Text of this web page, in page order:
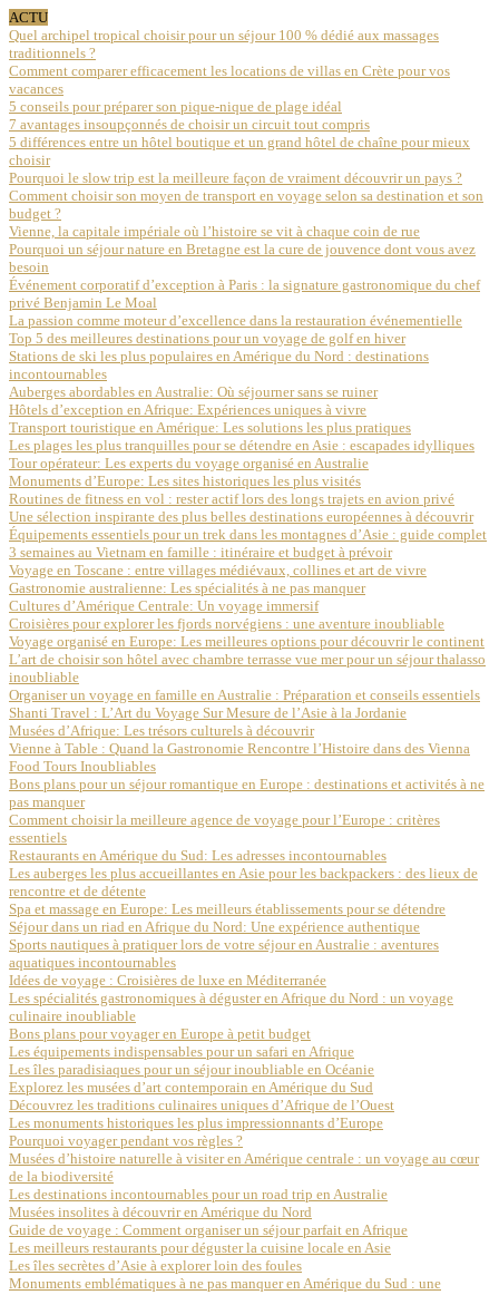
ACTU
Quel archipel tropical choisir pour un séjour 100 % dédié aux massages
traditionnels ?
Comment comparer efficacement les locations de villas en Crète pour vos
vacances
5 conseils pour préparer son pique-nique de plage idéal
7 avantages insoupçonnés de choisir un circuit tout compris
5 différences entre un hôtel boutique et un grand hôtel de chaîne pour mieux
choisir
Pourquoi le slow trip est la meilleure façon de vraiment découvrir un pays ?
Comment choisir son moyen de transport en voyage selon sa destination et son
budget ?
Vienne, la capitale impériale où l’histoire se vit à chaque coin de rue
Pourquoi un séjour nature en Bretagne est la cure de jouvence dont vous avez
besoin
Événement corporatif d’exception à Paris : la signature gastronomique du chef
privé Benjamin Le Moal
La passion comme moteur d’excellence dans la restauration événementielle
Top 5 des meilleures destinations pour un voyage de golf en hiver
Stations de ski les plus populaires en Amérique du Nord : destinations
incontournables
Auberges abordables en Australie: Où séjourner sans se ruiner
Hôtels d’exception en Afrique: Expériences uniques à vivre
Transport touristique en Amérique: Les solutions les plus pratiques
Les plages les plus tranquilles pour se détendre en Asie : escapades idylliques
Tour opérateur: Les experts du voyage organisé en Australie
Monuments d’Europe: Les sites historiques les plus visités
Routines de fitness en vol : rester actif lors des longs trajets en avion privé
Une sélection inspirante des plus belles destinations européennes à découvrir
Équipements essentiels pour un trek dans les montagnes d’Asie : guide complet
3 semaines au Vietnam en famille : itinéraire et budget à prévoir
Voyage en Toscane : entre villages médiévaux, collines et art de vivre
Gastronomie australienne: Les spécialités à ne pas manquer
Cultures d’Amérique Centrale: Un voyage immersif
Croisières pour explorer les fjords norvégiens : une aventure inoubliable
Voyage organisé en Europe: Les meilleures options pour découvrir le continent
L’art de choisir son hôtel avec chambre terrasse vue mer pour un séjour thalasso
inoubliable
Organiser un voyage en famille en Australie : Préparation et conseils essentiels
Shanti Travel : L’Art du Voyage Sur Mesure de l’Asie à la Jordanie
Musées d’Afrique: Les trésors culturels à découvrir
Vienne à Table : Quand la Gastronomie Rencontre l’Histoire dans des Vienna
Food Tours Inoubliables
Bons plans pour un séjour romantique en Europe : destinations et activités à ne
pas manquer
Comment choisir la meilleure agence de voyage pour l’Europe : critères
essentiels
Restaurants en Amérique du Sud: Les adresses incontournables
Les auberges les plus accueillantes en Asie pour les backpackers : des lieux de
rencontre et de détente
Spa et massage en Europe: Les meilleurs établissements pour se détendre
Séjour dans un riad en Afrique du Nord: Une expérience authentique
Sports nautiques à pratiquer lors de votre séjour en Australie : aventures
aquatiques incontournables
Idées de voyage : Croisières de luxe en Méditerranée
Les spécialités gastronomiques à déguster en Afrique du Nord : un voyage
culinaire inoubliable
Bons plans pour voyager en Europe à petit budget
Les équipements indispensables pour un safari en Afrique
Les îles paradisiaques pour un séjour inoubliable en Océanie
Explorez les musées d’art contemporain en Amérique du Sud
Découvrez les traditions culinaires uniques d’Afrique de l’Ouest
Les monuments historiques les plus impressionnants d’Europe
Pourquoi voyager pendant vos règles ?
Musées d’histoire naturelle à visiter en Amérique centrale : un voyage au cœur
de la biodiversité
Les destinations incontournables pour un road trip en Australie
Musées insolites à découvrir en Amérique du Nord
Guide de voyage : Comment organiser un séjour parfait en Afrique
Les meilleurs restaurants pour déguster la cuisine locale en Asie
Les îles secrètes d’Asie à explorer loin des foules
Monuments emblématiques à ne pas manquer en Amérique du Sud : une